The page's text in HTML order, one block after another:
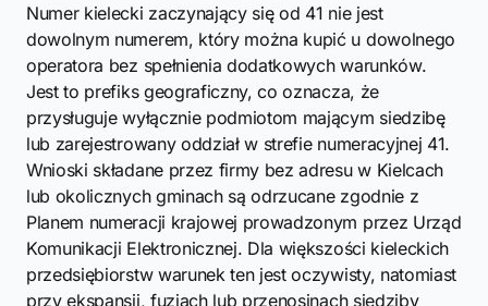
Numer kielecki zaczynający się od 41 nie jest
dowolnym numerem, który można kupić u dowolnego
operatora bez spełnienia dodatkowych warunków.
Jest to prefiks geograficzny, co oznacza, że
przysługuje wyłącznie podmiotom mającym siedzibę
lub zarejestrowany oddział w strefie numeracyjnej 41.
Wnioski składane przez firmy bez adresu w Kielcach
lub okolicznych gminach są odrzucane zgodnie z
Planem numeracji krajowej prowadzonym przez Urząd
Komunikacji Elektronicznej. Dla większości kieleckich
przedsiębiorstw warunek ten jest oczywisty, natomiast
przy ekspansji, fuzjach lub przenosinach siedziby